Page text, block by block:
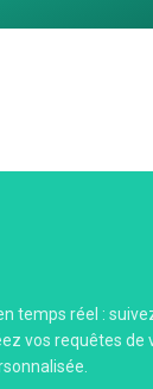
temps réel :
vos requêtes de